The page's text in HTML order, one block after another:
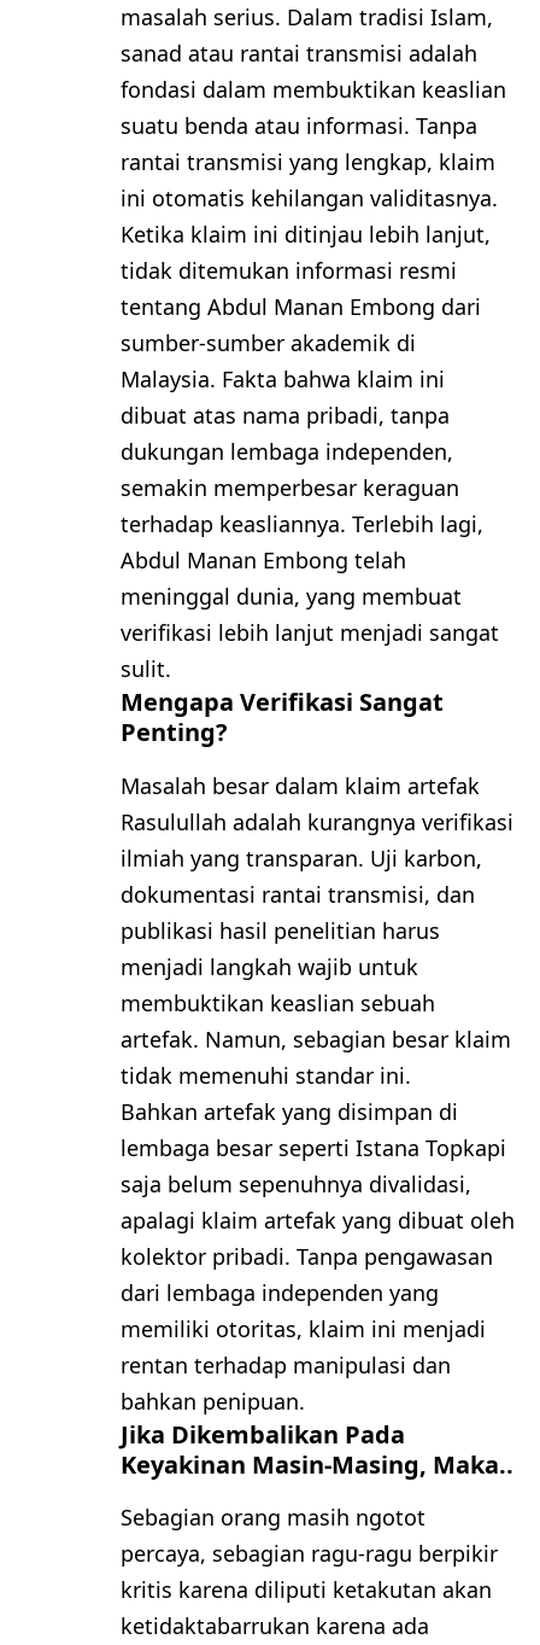
masalah serius. Dalam tradisi Islam,
sanad atau rantai transmisi adalah
fondasi dalam membuktikan keaslian
suatu benda atau informasi. Tanpa
rantai transmisi yang lengkap, klaim
ini otomatis kehilangan validitasnya.
Ketika klaim ini ditinjau lebih lanjut,
tidak ditemukan informasi resmi
tentang Abdul Manan Embong dari
sumber-sumber akademik di
Malaysia. Fakta bahwa klaim ini
dibuat atas nama pribadi, tanpa
dukungan lembaga independen,
semakin memperbesar keraguan
terhadap keasliannya. Terlebih lagi,
Abdul Manan Embong telah
meninggal dunia, yang membuat
verifikasi lebih lanjut menjadi sangat
sulit.
Mengapa Verifikasi Sangat
Penting?
Masalah besar dalam klaim artefak
Rasulullah adalah kurangnya verifikasi
ilmiah yang transparan. Uji karbon,
dokumentasi rantai transmisi, dan
publikasi hasil penelitian harus
menjadi langkah wajib untuk
membuktikan keaslian sebuah
artefak. Namun, sebagian besar klaim
tidak memenuhi standar ini.
Bahkan artefak yang disimpan di
lembaga besar seperti Istana Topkapi
saja belum sepenuhnya divalidasi,
apalagi klaim artefak yang dibuat oleh
kolektor pribadi. Tanpa pengawasan
dari lembaga independen yang
memiliki otoritas, klaim ini menjadi
rentan terhadap manipulasi dan
bahkan penipuan.
Jika Dikembalikan Pada
Keyakinan Masin-Masing, Maka..
Sebagian orang masih ngotot
percaya, sebagian ragu-ragu berpikir
kritis karena diliputi ketakutan akan
ketidaktabarrukan karena ada